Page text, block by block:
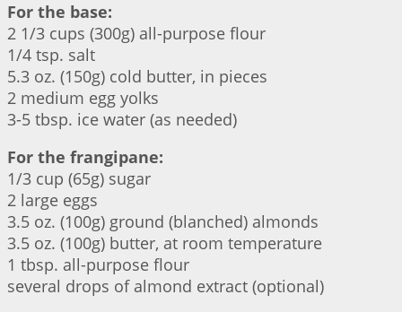
For the base:
2 1/3 cups (300g) all-purpose flour
1/4 tsp. salt
5.3 oz. (150g) cold butter, in pieces
2 medium egg yolks
3-5 tbsp. ice water (as needed)
For the frangipane:
1/3 cup (65g) sugar
2 large eggs
3.5 oz. (100g) ground (blanched) almonds
3.5 oz. (100g) butter, at room temperature
1 tbsp. all-purpose flour
several drops of almond extract (optional)